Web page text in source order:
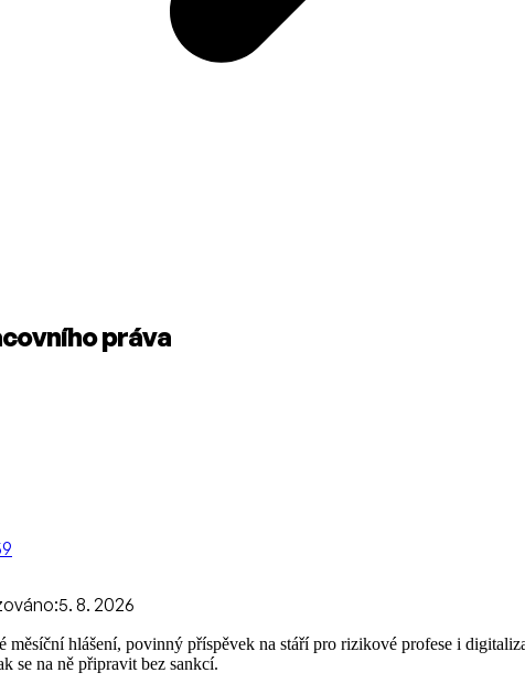
práva
5. 8. 2026
měsíční hlášení, povinný příspěvek na stáří pro rizikové profese i
se na ně připravit bez sankcí.